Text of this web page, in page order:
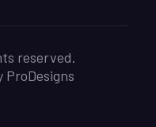
reserved.
ProDesigns